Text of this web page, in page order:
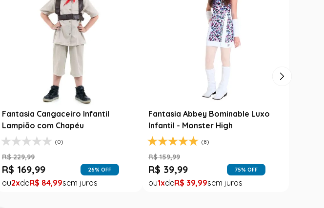
Fantasia Cangaceiro Infantil
Lampião com Chapéu
(0)
R$ 229,99
R$ 169,99 26% OFF
2 R$ 84,99
Fantasia Abbey Bominable Luxo
Infantil - Monster High
(8)
R$ 159,99
R$ 39,99 75% OFF
1 R$ 39,99